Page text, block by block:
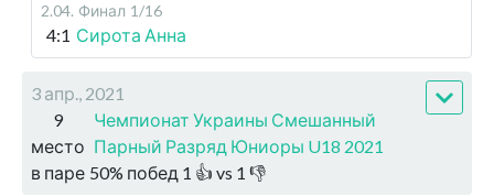
2.04. Финал 1/16
4:1 Сирота Анна
3 апр., 2021
9
место
Чемпионат Украины Смешанный
Парный Разряд Юниоры U18 2021
в паре 50% побед 1 👍 vs 1 👎